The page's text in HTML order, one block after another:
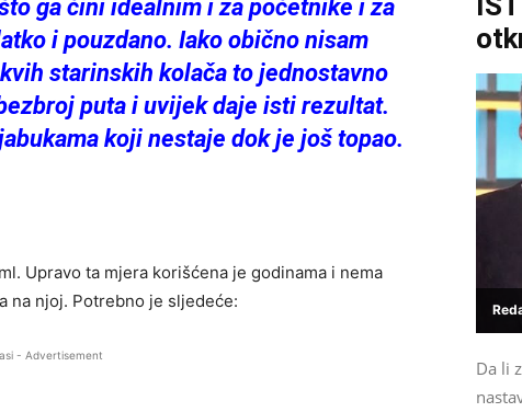
ga čini idealnim i za početnike i za
i pouzdano. Iako obično nisam
starinskih kolača to jednostavno
puta i uvijek daje isti rezultat.
koji nestaje dok je još topao.
Upravo ta mjera korišćena je godinama i nema
na njoj. Potrebno je sljedeće:
- Advertisement
Da li